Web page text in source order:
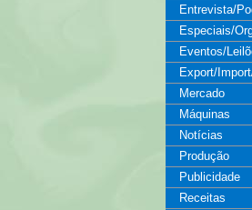
Entrevista/
Especiais/
Eventos/
Export/
Mercado
Máquinas
Notícias
Produção
Publicidade
Receitas